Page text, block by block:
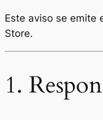
Este aviso se emite
Store.
1.